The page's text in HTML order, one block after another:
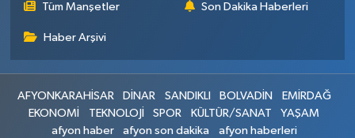
Tüm Manşetler Son Dakika Haberleri
Haber Arşivi
AFYONKARAHİSAR DİNAR SANDIKLI BOLVADİN
EMİRDAĞ
EKONOMİ
TEKNOLOJİ SPOR KÜLTÜR/SANAT
YAŞAM
afyon haber
afyon son dakika
afyon haberleri